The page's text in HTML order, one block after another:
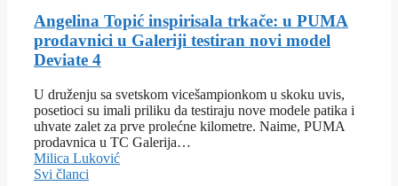
Angelina Topić inspirisala trkače: u PUMA
prodavnici u Galeriji testiran novi model
Deviate 4
U druženju sa svetskom vicešampionkom u skoku uvis,
posetioci su imali priliku da testiraju nove modele patika i
uhvate zalet za prve prolećne kilometre. Naime, PUMA
prodavnica u TC Galerija…
Milica Luković
Svi članci